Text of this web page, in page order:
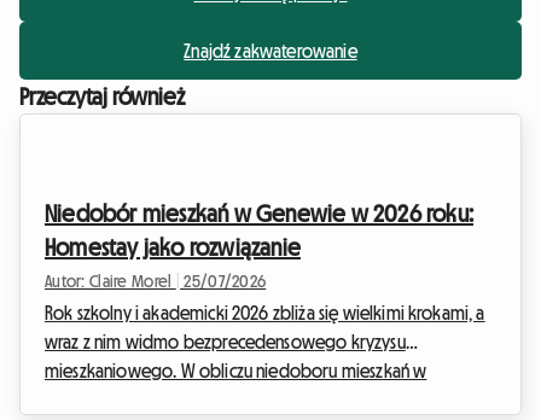
Znajdź zakwaterowanie
Przeczytaj również
Niedobór mieszkań w Genewie w 2026 roku:
Homestay jako rozwiązanie
Autor: Claire Morel 25/07/2026
Rok szkolny i akademicki 2026 zbliża się wielkimi krokami, a
wraz z nim widmo bezprecedensowego kryzysu
mieszkaniowego. W obliczu niedoboru mieszkań w